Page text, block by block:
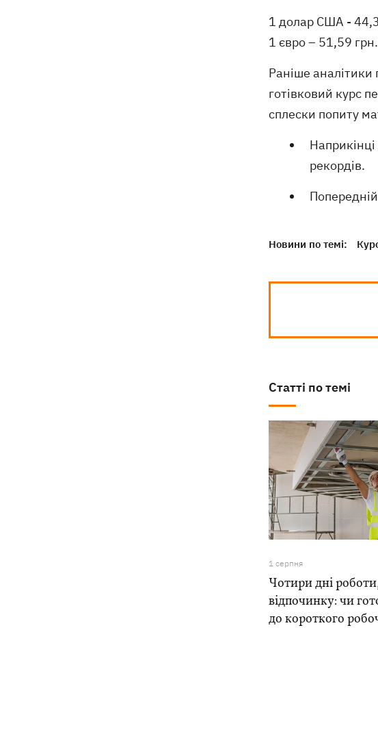
1 долар США -
1 євро – 51,59
Раніше аналітики
готівковий курс
сплески попиту
рекордів.
Новини по темі:
Статті по темі
1 серпня
Чотири дні
відпочинку: чи
до короткого